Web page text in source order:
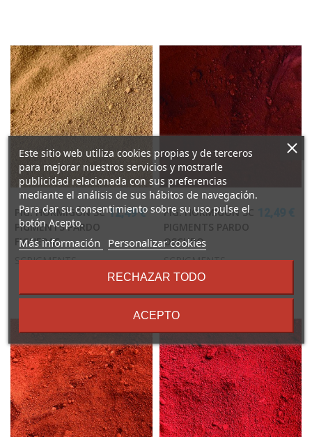
PIG. HORMIGÓN SC
PIGMENTS PARDO
FIGUERAS
12,49 €
SCPIGMENTS
PIG. HORMIGÓN SC
PIGMENTS PARDO
OSCURO
SCPIGMENTS
Este sitio web utiliza cookies propias y de terceros
para mejorar nuestros servicios y mostrarle
publicidad relacionada con sus preferencias
mediante el análisis de sus hábitos de navegación.
Para dar su consentimiento sobre su uso pulse el
botón Acepto.
Más información
sobre
términos
condiciones
Personalizar cookies
RECHAZAR TODO
ACEPTO